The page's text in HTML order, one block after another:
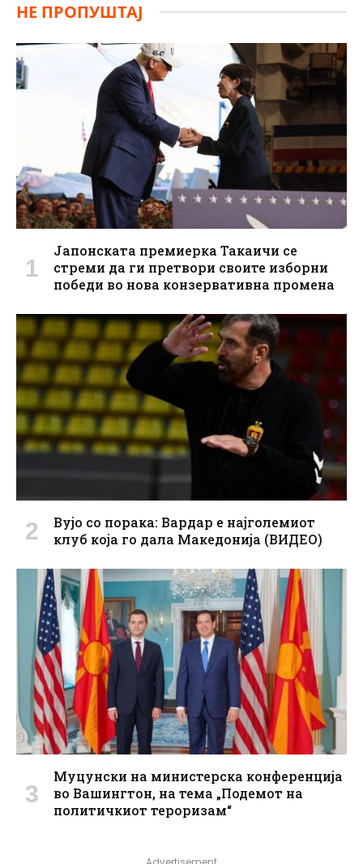
НЕ ПРОПУШТАЈ
Јапонската премиерка Такаичи се
стреми да ги претвори своите изборни
победи во нова конзервативна промена
Вујо со порака: Вардар е најголемиот
клуб која го дала Македонија (ВИДЕО)
Муцунски на министерска конференција
во Вашингтон, на тема „Подемот на
политичкиот тероризам“